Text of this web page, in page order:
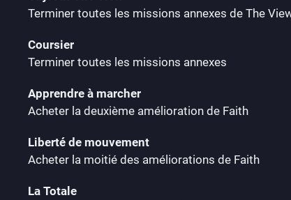
Terminer toutes les missions annexes de The
Coursier
Terminer toutes les missions annexes
Apprendre à marcher
Acheter la deuxième amélioration de Faith
Liberté de mouvement
Acheter la moitié des améliorations de Faith
La Totale